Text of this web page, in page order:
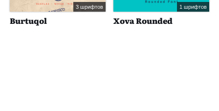
3 шрифтов
Burtuqol
1 шрифтов
Xova Rounded